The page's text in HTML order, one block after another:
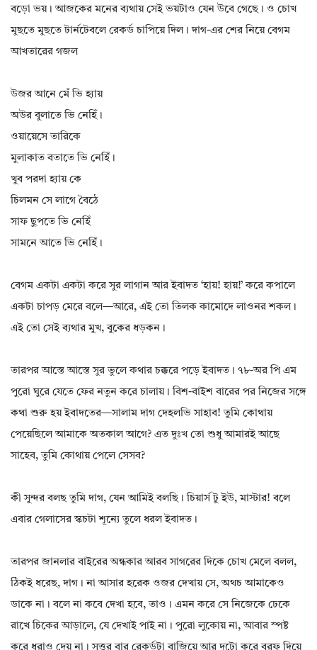
বড়ো ভয়। আজকের মনের ব্যথায় সেই ভয়টাও যেন উবে গেছে। ও চোখ
মুছতে মুছতে টার্নটেবলে রেকর্ড চাপিয়ে দিল। দাগ-এর শের নিয়ে বেগম
আখতারের গজল
উজর আনে মেঁ ভি হ্যায়
অউর বুলাতে ভি নেহিঁ।
ওয়ায়েসে তারিকে
মুলাকাত বতাতে ভি নেহিঁ।
খুব পরদা হ্যায় কে
চিলমন সে লাগে বৈঠে
সাফ ছুপতে ভি নেহিঁ
সামনে আতে ভি নেহিঁ।
বেগম একটা একটা করে সুর লাগান আর ইবাদত ‘হায়! হায়!’ করে কপালে
একটা চাপড় মেরে বলে—আরে, এই তো তিলক কামোদে লাওনর শকল।
এই তো সেই ব্যথার মুখ, বুকের ধড়কন।
তারপর আস্তে আস্তে সুর ভুলে কথার চক্করে পড়ে ইবাদত। ৭৮-অর পি এম
পুরো ঘুরে যেতে ফের নতুন করে চালায়। বিশ-বাইশ বারের পর নিজের সঙ্গে
কথা শুরু হয় ইবাদতের—সালাম দাগ দেহলভি সাহাব! তুমি কোথায়
পেয়েছিলে আমাকে অতকাল আগে? এত দুঃখ তো শুধু আমারই আছে
সাহেব, তুমি কোথায় পেলে সেসব?
কী সুন্দর বলছ তুমি দাগ, যেন আমিই বলছি। চিয়ার্স টু ইউ, মাস্টার! বলে
এবার গেলাসের স্কচটা শূন্যে তুলে ধরল ইবাদত।
তারপর জানলার বাইরের অন্ধকার আরব সাগরের দিকে চোখ মেলে বলল,
ঠিকই ধরেছ, দাগ। না আসার হরেক ওজর দেখায় সে, অথচ আমাকেও
ডাকে না। বলে না কবে দেখা হবে, তাও। এমন করে সে নিজেকে ঢেকে
রাখে চিকের আড়ালে, যে দেখাই পাই না। পুরো লুকোয় না, আবার স্পষ্ট
করে ধরাও দেয় না। সত্তর বার রেকর্ডটা বাজিয়ে আর দুটো করে বরফ দিয়ে